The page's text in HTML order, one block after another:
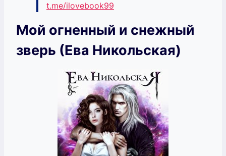
t.me/ilovebook99
Мой огненный и снежный
зверь (Ева Никольская)